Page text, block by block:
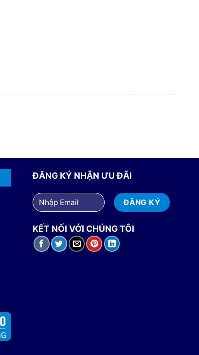
ĐĂNG KÝ NHẬN ƯU ĐÃI
KẾT NỐI VỚI CHÚNG TÔI